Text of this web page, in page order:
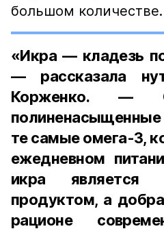
большом количестве.
«Икра — кладезь
— рассказала
Корженко. —
те самые омега-3,
ежедневном
икра является
продуктом, а
рационе